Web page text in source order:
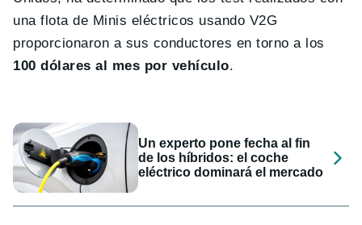
una flota de Minis eléctricos usando V2G
proporcionaron a sus conductores en torno a los
100 dólares al mes por vehículo.
Un experto pone fecha al fin
de los híbridos: el coche
eléctrico dominará el mercado